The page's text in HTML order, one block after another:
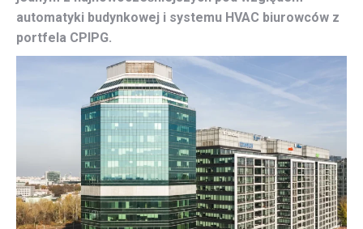
automatyki budynkowej i systemu HVAC biurowców z
portfela CPIPG.